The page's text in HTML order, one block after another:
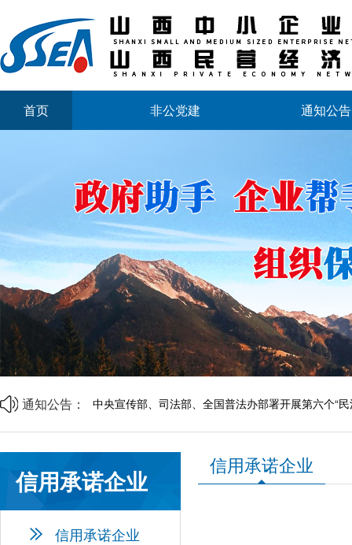
首页 非公党建 通知公告
通知公告：
山西省中小企业发展促进会2026年劳动节放假通知
山西省中小企业发展促进会财税专业委员会成立大会
中央宣传部、司法部、全国普法办部署开展第六个“
企帮商学院 · 企业家读书会第二期邀请函
山西省中小企业发展促进会2026年劳动节放假通知
山西省中小企业发展促进会财税专业委员会成立大会
信用承诺企业
信用承诺企业
信用承诺企业